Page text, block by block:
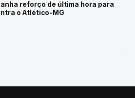
reforço de última hora para
o Atlético-MG